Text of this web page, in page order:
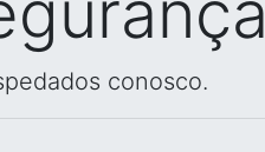
conosco.